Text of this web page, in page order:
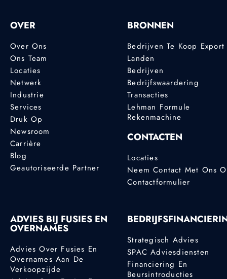
OVER
Over Ons
Ons Team
Locaties
Netwerk
Industrie
Services
Druk Op
Newsroom
Carrière
Blog
Geautoriseerde Partner
BRONNEN
Bedrijven Te Koop Export
Landen
Bedrijven
Bedrijfswaardering
Transacties
Lehman Formule
Rekenmachine
CONTACTEN
Locaties
Neem Contact Met Ons
Contactformulier
ADVIES BIJ FUSIES EN
OVERNAMES
Advies Over Fusies En
Overnames Aan De
Verkoopzijde
Strategisch Advies
SPAC Adviesdiensten
Financiering En
Beursintroducties